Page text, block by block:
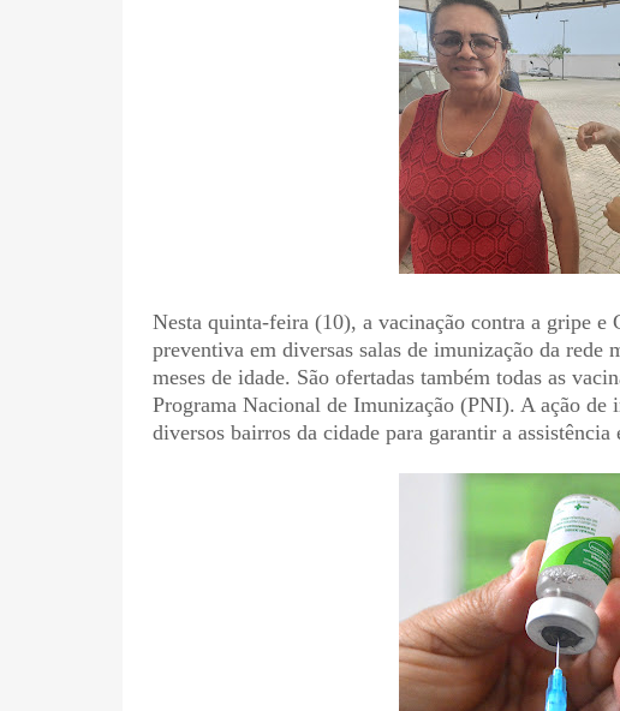
Nesta quinta-feira (10), a vacinação contra a gripe e
preventiva em diversas salas de imunização da rede
meses de idade. São ofertadas também todas as
Programa Nacional de Imunização (PNI). A ação de
diversos bairros da cidade para garantir a assistência